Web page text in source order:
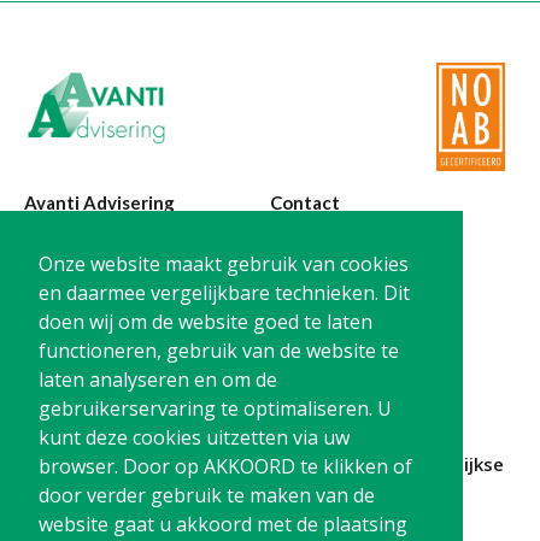
Onze website maakt gebruik van cookies
en daarmee vergelijkbare technieken. Dit
doen wij om de website goed te laten
functioneren, gebruik van de website te
laten analyseren en om de
gebruikerservaring te optimaliseren. U
kunt deze cookies uitzetten via uw
browser. Door op AKKOORD te klikken of
door verder gebruik te maken van de
website gaat u akkoord met de plaatsing
Avanti Advisering
Poelstraat 4
1441 RR Purmerend
Contact
T: 0299-420870
@:
info@avanti-
advisering.nl
BTW: NL861212733B01
Blijf op de hoogte en schrijf je in voor onze maandelijkse
nieuwsbrief
Schrijf me in!